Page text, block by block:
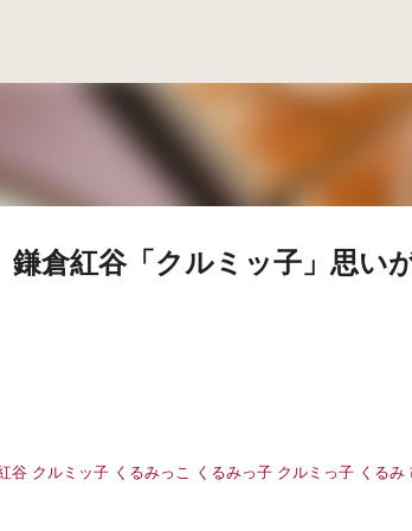
鎌倉紅谷「クルミッ子」思い